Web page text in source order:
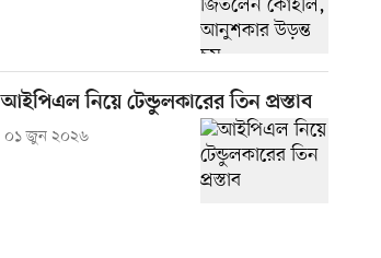
আইপিএল নিয়ে টেন্ডুলকারের তিন প্রস্তাব
০১ জুন ২০২৬